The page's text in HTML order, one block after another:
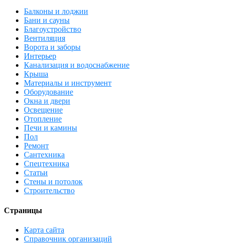
Балконы и лоджии
Бани и сауны
Благоустройство
Вентиляция
Ворота и заборы
Интерьер
Канализация и водоснабжение
Крыша
Материалы и инструмент
Оборудование
Окна и двери
Освещение
Отопление
Печи и камины
Пол
Ремонт
Сантехника
Спецтехника
Статьи
Стены и потолок
Строительство
Страницы
Карта сайта
Справочник организаций